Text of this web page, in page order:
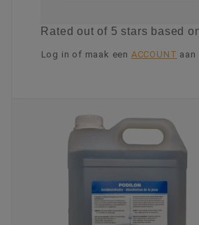
Ratedout of 5 stars based
Log in of maak een ACCOUNT aan